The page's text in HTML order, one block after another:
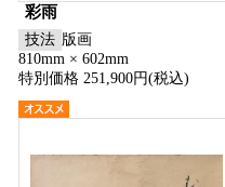
彩雨
技法 版画
810mm × 602mm
特別価格 251,900円(税込)